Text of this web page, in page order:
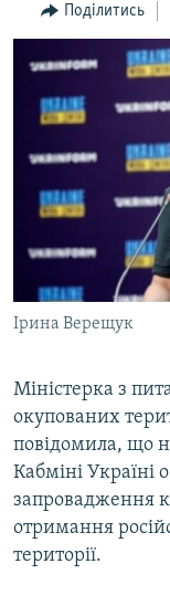
пошукуІНТЕРВ'Ю
ВСЕ ЗА ДЕНЬ
СПЕЦПРОЕКТИ
ВІДЕОУРОКИ
СВІДЧЕННЯ ОКУПАЦІЇ
УКРАЇНСЬКА
ІНФОГРАФІКА
ЯК ОБІЙТИ
Русский
ДОЛУЧАЙСЯ!
Усі сайти RFE/
Поділитись
Ірина Верещук
Міністерка з
окупованих
повідомила, що
Кабміні Україні
запровадження
отримання
території.